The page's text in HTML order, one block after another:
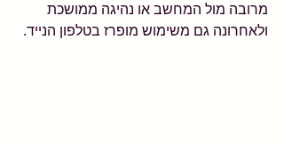
מרובה מול המחשב או נהיגה ממושכת
ולאחרונה גם משימוש מופרז בטלפון הנייד.